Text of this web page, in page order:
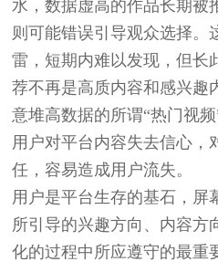
水，数据虚高的作品长期被
则可能错误引导观众选择。
雷，短期内难以发现，但长
荐不再是高质内容和感兴趣
意堆高数据的所谓“热门视
用户对平台内容失去信心，
任，容易造成用户流失。
用户是平台生存的基石，屏
所引导的兴趣方向、内容方
化的过程中所应遵守的最重